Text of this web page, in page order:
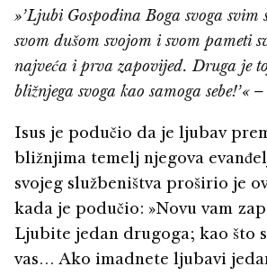
»’Ljubi Gospodina Boga svoga svim
svom dušom svojom i svom pameti
najveća i prva zapovijed. Druga je
bližnjega svoga kao samoga sebe!’«
Isus je podučio da je ljubav
bližnjima temelj njegova
svojeg službeništva proširio je
kada je podučio: »Novu vam
Ljubite jedan drugoga; kao što
vas… Ako imadnete ljubavi